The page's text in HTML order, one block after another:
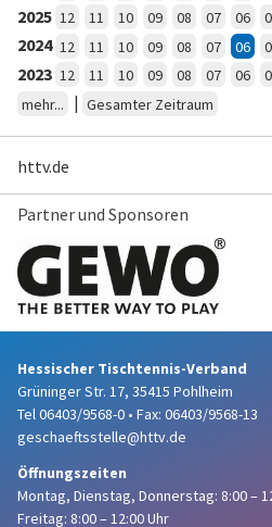
2025 12 11 10 09 08 07 06
2024 12 11 10 09 08 07 06
2023 12 11 10 09 08 07 06
mehr...
| Gesamter Zeitraum
httv.de
Partner und Sponsoren
Hessischer Tischtennis-Verband
Grüninger Str. 17, 35415 Pohlheim
Tel 06403/9568-0 • Fax: 06403/9568-13
geschaeftsstelle@httv.de
Öffnungszeiten
Montag, Dienstag, Donnerstag: 8:00 –
Freitag: 8:00 – 12:00 Uhr